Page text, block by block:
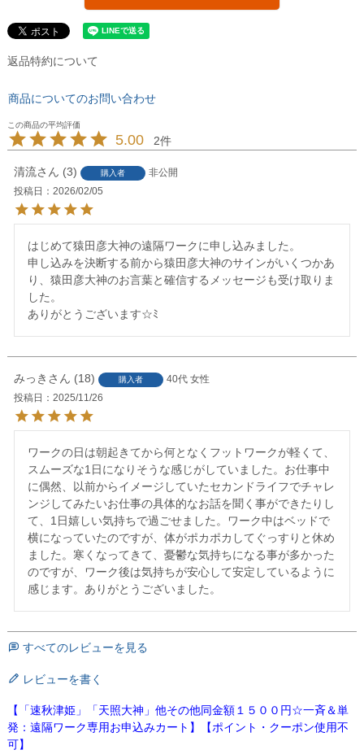
返品特約について
商品についてのお問い合わせ
5.00 2
清流 3 購入者
非公開
投稿日
2026/02/05
はじめて猿田彦大神の遠隔ワークに申し込みました。
申し込みを決断する前から猿田彦大神のサインがいくつかあ
り、猿田彦大神のお言葉と確信するメッセージも受け取りま
した。
ありがとうございます☆ﾐ
みっき 18 購入者 40代 女性
投稿日
2025/11/26
ワークの日は朝起きてから何となくフットワークが軽くて、
スムーズな1日になりそうな感じがしていました。お仕事中
に偶然、以前からイメージしていたセカンドライフでチャレ
ンジしてみたいお仕事の具体的なお話を聞く事ができたりし
て、1日嬉しい気持ちで過ごせました。ワーク中はベッドで
横になっていたのですが、体がポカポカしてぐっすりと休め
ました。寒くなってきて、憂鬱な気持ちになる事が多かった
のですが、ワーク後は気持ちが安心して安定しているように
感じます。ありがとうございました。
すべてのレビューを見る
レビューを書く
【「速秋津姫」「天照大神」他その他同金額１５００円☆一斉＆単
発：遠隔ワーク専用お申込みカート】【ポイント・クーポン使用不
可】